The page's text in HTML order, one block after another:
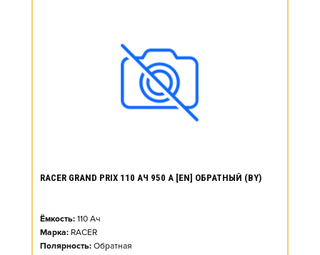
RACER GRAND PRIX 110 АЧ 950 А [EN] ОБРАТНЫЙ (BY)
Ёмкость: 110 Ач
Марка: RACER
Полярность: Обратная